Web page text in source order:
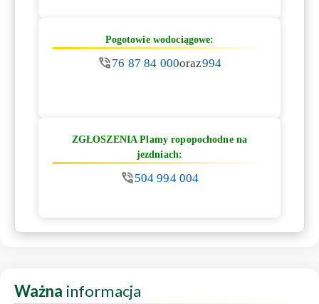
Pogotowie wodociągowe:
76 87 84 000oraz994
ZGŁOSZENIA Plamy ropopochodne na
jezdniach:
504 994 004
Ważna informacja